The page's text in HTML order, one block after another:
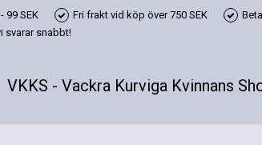
99 SEK Fri frakt vid köp över 750 SEK
svarar snabbt!
VKKS - Vackra Kurviga Kvinnans